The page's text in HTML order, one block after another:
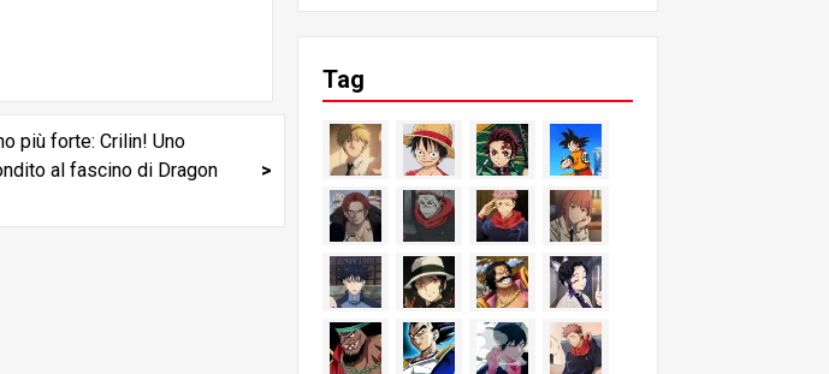
più forte: Crilin! Uno
al fascino di Dragon
Tag